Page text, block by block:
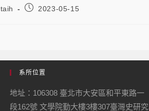
taih 2023-05-15
系所位置
地址：106308 臺北市大安區和平東路一
段162號 文學院勤大樓3樓307臺灣史研究